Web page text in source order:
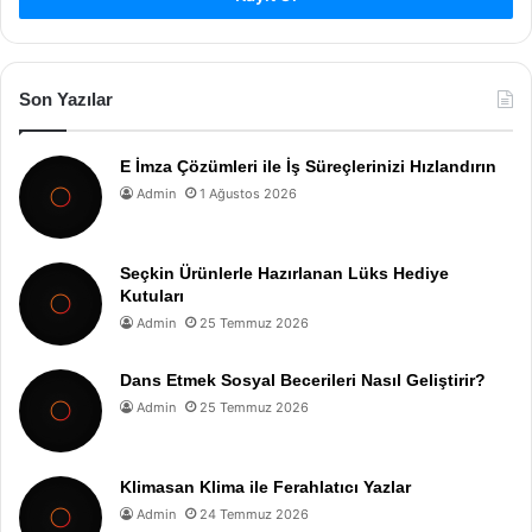
Son Yazılar
E İmza Çözümleri ile İş Süreçlerinizi Hızlandırın
Admin 1 Ağustos 2026
Seçkin Ürünlerle Hazırlanan Lüks Hediye
Kutuları
Admin 25 Temmuz 2026
Dans Etmek Sosyal Becerileri Nasıl Geliştirir?
Admin 25 Temmuz 2026
Klimasan Klima ile Ferahlatıcı Yazlar
Admin 24 Temmuz 2026